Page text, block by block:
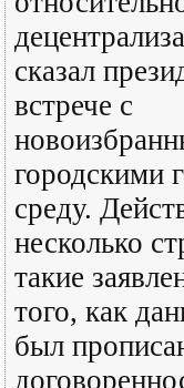
сказал
встрече с
городскими
среду.
несколько
такие
того, как
был